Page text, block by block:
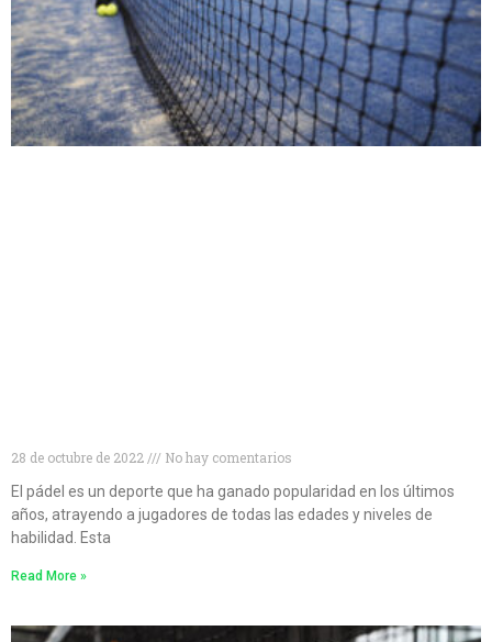
28 de octubre de 2022
No hay comentarios
El pádel es un deporte que ha ganado popularidad en los últimos
años, atrayendo a jugadores de todas las edades y niveles de
habilidad. Esta
Read More »